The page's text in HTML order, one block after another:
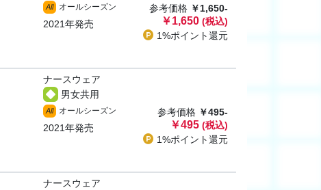
All オールシーズン
2021年発売
参考価格 ￥1,650-
￥1,650 (税込)
1%ポイント還元
ナースウェア
男女共用
All オールシーズン
2021年発売
参考価格 ￥495-
￥495 (税込)
1%ポイント還元
ナースウェア